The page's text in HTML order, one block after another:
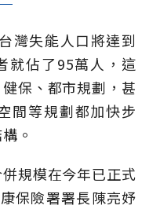
灣失能人口將達到
就佔了95萬人，這
保、都市規劃，甚
間等規劃都加快步
。
規模在今年已正式
保險署署長陳亮妤